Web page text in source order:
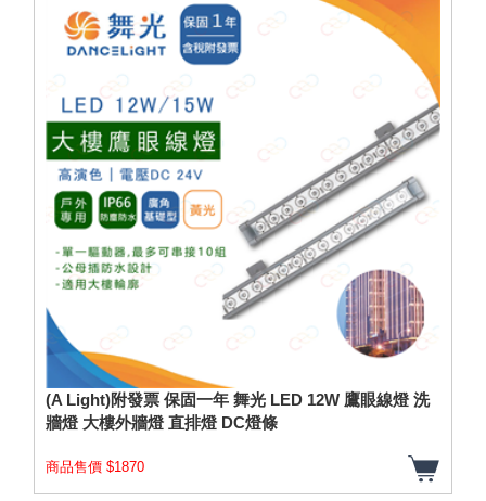
(A Light)附發票 保固一年 舞光 LED 12W 鷹眼線燈 洗
牆燈 大樓外牆燈 直排燈 DC燈條
商品售價 $1870